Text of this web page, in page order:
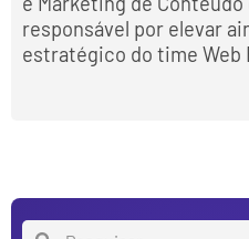
responsável por elevar
estratégico do time Web